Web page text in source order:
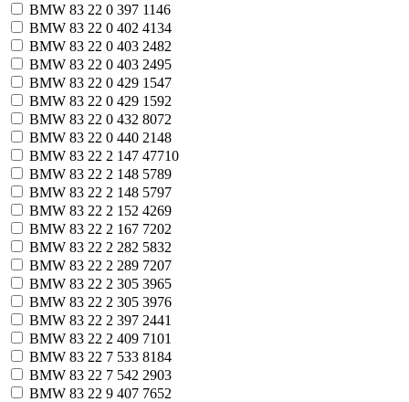
BMW 83 22 0 397 1146
BMW 83 22 0 402 4134
BMW 83 22 0 403 2482
BMW 83 22 0 403 2495
BMW 83 22 0 429 1547
BMW 83 22 0 429 1592
BMW 83 22 0 432 8072
BMW 83 22 0 440 2148
BMW 83 22 2 147 47710
BMW 83 22 2 148 5789
BMW 83 22 2 148 5797
BMW 83 22 2 152 4269
BMW 83 22 2 167 7202
BMW 83 22 2 282 5832
BMW 83 22 2 289 7207
BMW 83 22 2 305 3965
BMW 83 22 2 305 3976
BMW 83 22 2 397 2441
BMW 83 22 2 409 7101
BMW 83 22 7 533 8184
BMW 83 22 7 542 2903
BMW 83 22 9 407 7652